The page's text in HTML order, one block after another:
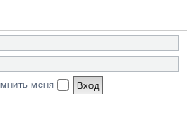
меня